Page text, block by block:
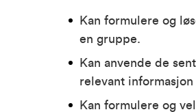
Kan formulere og
en gruppe.
Kan anvende de
relevant
Kan formulere og